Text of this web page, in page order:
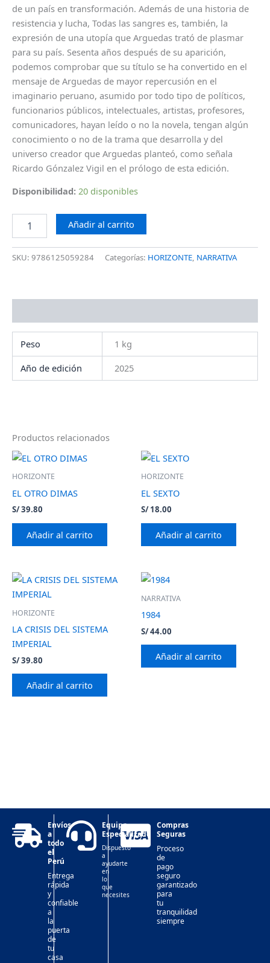
de un país en transformación. Además de una historia de
resistencia y lucha, Todas las sangres es, también, la
expresión de una utopía que Arguedas trató de plasmar
para su país. Sesenta años después de su aparición,
podemos comprobar que su título se ha convertido en el
mensaje de Arguedas de mayor repercusión en el
imaginario peruano, asumido por todo tipo de políticos,
funcionarios públicos, intelectuales, artistas, profesores,
comunicadores, hayan leído o no la novela, tengan algún
conocimiento o no de la trama que desarrolla y del
universo creador que Arguedas planteó, como señala
Ricardo Gónzalez Vigil en el prólogo de esta edición.
Disponibilidad: 20 disponibles
Añadir al carrito
SKU: 9786125059284 Categorías: HORIZONTE, NARRATIVA
Peso
1 kg
Año de edición
2025
Productos relacionados
HORIZONTE
EL OTRO DIMAS
S/39.80
Añadir al carrito
HORIZONTE
EL SEXTO
S/18.00
Añadir al carrito
HORIZONTE
LA CRISIS DEL SISTEMA
IMPERIAL
S/39.80
Añadir al carrito
NARRATIVA
1984
S/44.00
Añadir al carrito
Envíos
a
todo
el
Perú
Entrega
rápida
y
confiable
a
la
puerta
de
tu
casa
Equipo
Especializado
Dispuesto
a
ayudarte
en
lo
que
necesites
Compras
Seguras
Proceso
de
pago
seguro
garantizado
para
tu
tranquilidad
siempre